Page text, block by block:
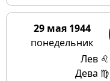
29 мая 1944
понедельник
Лев ♌
Дева ♍